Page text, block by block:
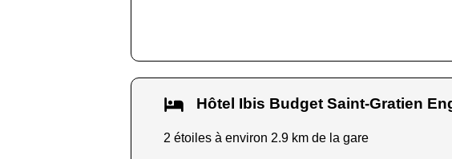
Hôtel Ibis Budget Saint-Gratien
2 étoiles à environ 2.9 km de la gare